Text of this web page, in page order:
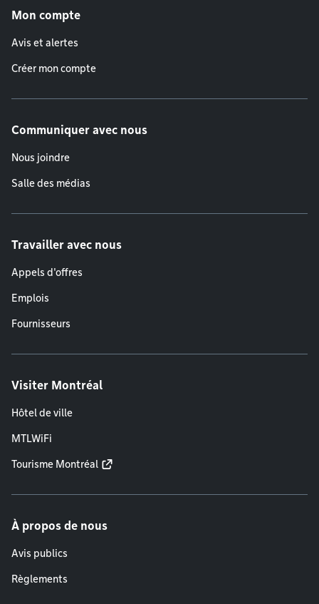
Mon compte
Avis et alertes
Créer mon compte
Communiquer avec nous
Nous joindre
Salle des médias
Travailler avec nous
Appels d'offres
Emplois
Fournisseurs
Visiter Montréal
Hôtel de ville
MTLWiFi
Tourisme Montréal
À propos de nous
Avis publics
Règlements